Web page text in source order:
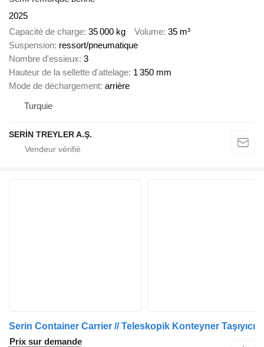
2025
Capacité de charge 35 000 kg Volume 35 m³
Suspension ressort/pneumatique
Nombre d'essieux 3
Hauteur de la sellette d'attelage 1 350 mm
Mode de déchargement arrière
Turquie
SERİN TREYLER A.Ş.
Serin Container Carrier // Teleskopik Konteyner Taşıyıcı
Prix sur demande